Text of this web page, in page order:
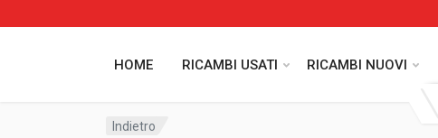
HOME RICAMBI USATI RICAMBI NUOVI
Indietro